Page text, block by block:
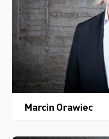
Marcin Orawiec